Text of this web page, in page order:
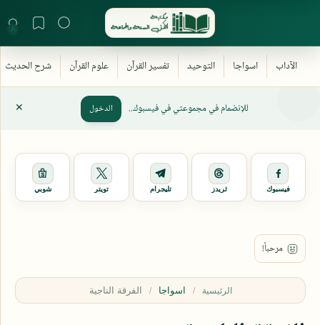
للإنضمام في مجموعتي في فيسبوك.. الدخول
فيسبوك ثريدز تليجرام تويتر شوبي
الرئيسية اسواجا